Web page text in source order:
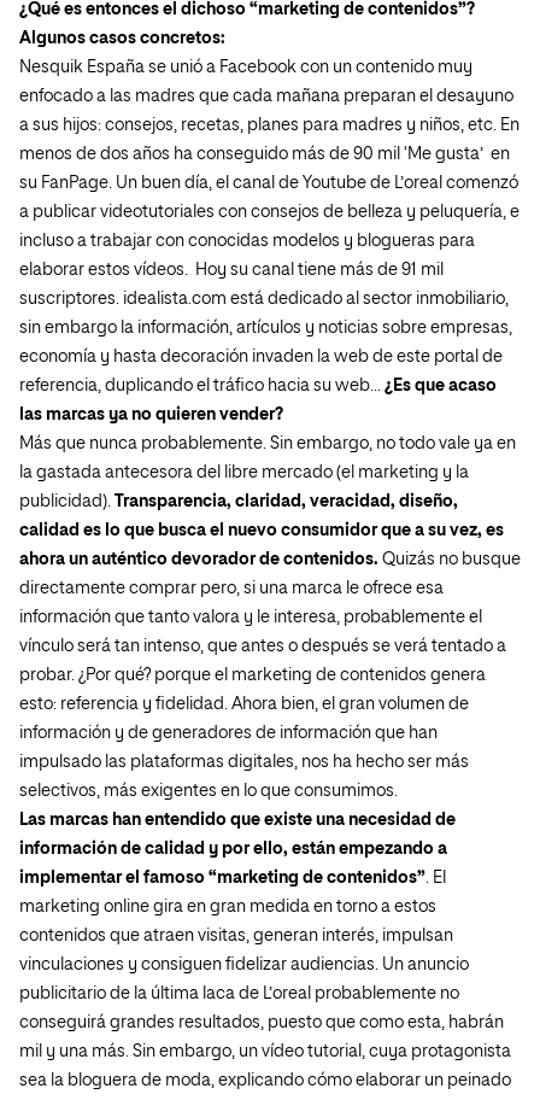
¿Qué es entonces el dichoso “marketing de contenidos”?
Algunos casos concretos:
Nesquik España se unió a Facebook con un contenido muy
enfocado a las madres que cada mañana preparan el desayuno
a sus hijos: consejos, recetas, planes para madres y niños, etc. En
menos de dos años ha conseguido más de 90 mil ‘Me gusta’ en
su FanPage. Un buen día, el canal de Youtube de L’oreal comenzó
a publicar videotutoriales con consejos de belleza y peluquería, e
incluso a trabajar con conocidas modelos y blogueras para
elaborar estos vídeos. Hoy su canal tiene más de 91 mil
suscriptores. idealista.com está dedicado al sector inmobiliario,
sin embargo la información, artículos y noticias sobre empresas,
economía y hasta decoración invaden la web de este portal de
referencia, duplicando el tráfico hacia su web… ¿Es que acaso
las marcas ya no quieren vender?
Más que nunca probablemente. Sin embargo, no todo vale ya en
la gastada antecesora del libre mercado (el marketing y la
publicidad).
Transparencia, claridad, veracidad, diseño,
calidad es lo que busca el nuevo consumidor que a su vez, es
ahora un auténtico devorador de contenidos. Quizás no busque
directamente comprar pero, si una marca le ofrece esa
información que tanto valora y le interesa, probablemente el
vínculo será tan intenso, que antes o después se verá tentado a
probar. ¿Por qué? porque el marketing de contenidos genera
esto: referencia y fidelidad. Ahora bien, el gran volumen de
información y de generadores de información que han
impulsado las plataformas digitales, nos ha hecho ser más
selectivos, más exigentes en lo que consumimos.
Las marcas han entendido que existe una necesidad de
información de calidad y por ello, están empezando a
implementar el famoso “marketing de contenidos”. El
marketing online gira en gran medida en torno a estos
contenidos que atraen visitas, generan interés, impulsan
vinculaciones y consiguen fidelizar audiencias. Un anuncio
publicitario de la última laca de L’oreal probablemente no
conseguirá grandes resultados, puesto que como esta, habrán
mil y una más. Sin embargo, un vídeo tutorial, cuya protagonista
sea la bloguera de moda, explicando cómo elaborar un peinado